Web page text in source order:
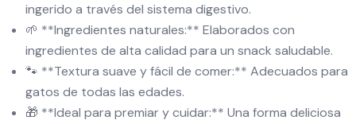
ingerido a través del sistema digestivo.
🌱 **Ingredientes naturales:** Elaborados con
ingredientes de alta calidad para un snack saludable.
🐾 **Textura suave y fácil de comer:** Adecuados para
gatos de todas las edades.
🎁 **Ideal para premiar y cuidar:** Una forma deliciosa